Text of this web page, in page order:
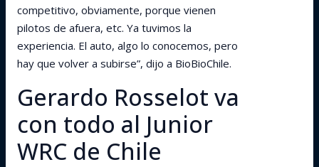
competitivo, obviamente, porque vienen
pilotos de afuera, etc. Ya tuvimos la
experiencia. El auto, algo lo conocemos, pero
hay que volver a subirse”, dijo a BioBioChile.
Gerardo Rosselot va
con todo al Junior
WRC de Chile